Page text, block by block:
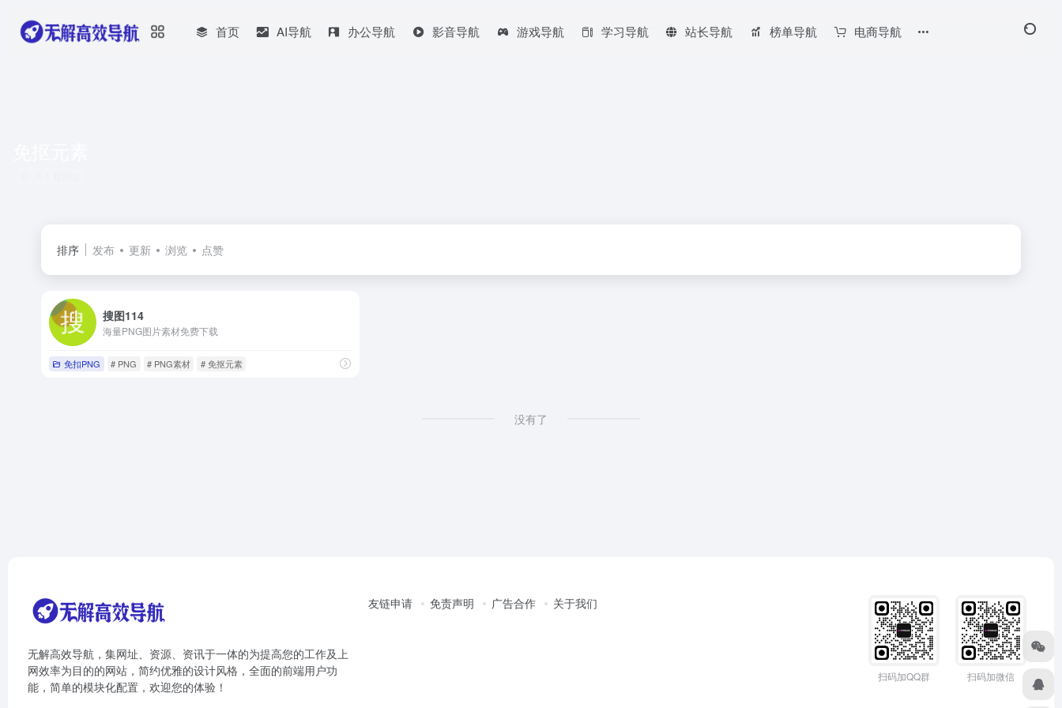
首页 AI导航 办公导航 影音导航 游戏导航 学习导航 站长导航 榜单导航 电商导航
排序 发布 更新 浏览 点赞
搜图114
海量PNG图片素材免费下载
免扣PNG # PNG # PNG素材 # 免抠元素
没有了
无解高效导航，集网址、资源、资讯于一体的为提高您的工作及上
网效率为目的的网站，简约优雅的设计风格，全面的前端用户功
能，简单的模块化配置，欢迎您的体验！
友链申请 免责声明 广告合作 关于我们
扫码加QQ群 扫码加微信